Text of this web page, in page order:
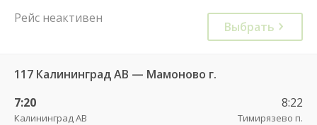
Рейс неактивен
Выбрать
117 Калининград АВ — Мамоново г.
7:20
Калининград АВ
8:22
Тимирязево п.